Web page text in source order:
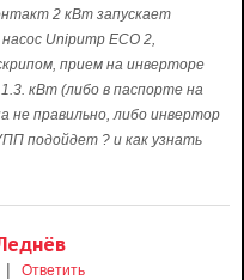
2 кВт запускает
Unipump ЕСО 2,
прием на инверторе
кВт (либо в паспорте на
не правильно, либо инвертор
подойдет ? и как узнать
|
Ответить